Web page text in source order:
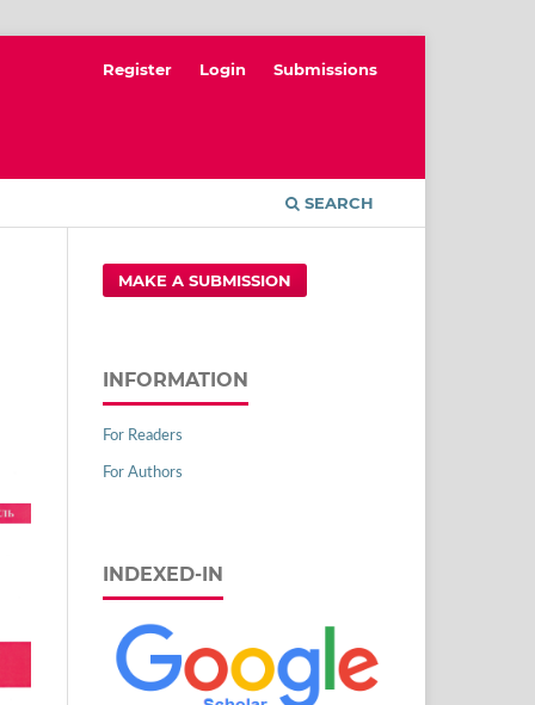
SEARCH
Register Login Submissions
MAKE A SUBMISSION
INFORMATION
For Readers
For Authors
INDEXED-IN